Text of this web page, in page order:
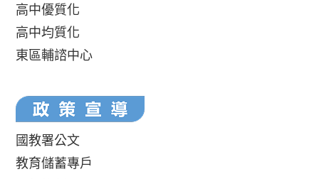
高中優質化
高中均質化
東區輔諮中心
國教署公文
教育儲蓄專戶